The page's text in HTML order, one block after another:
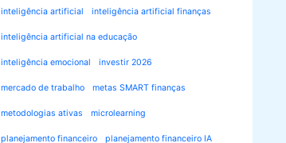
inteligência artificial inteligência artificial finanças
inteligência artificial na educação
inteligência emocional investir 2026
mercado de trabalho metas SMART finanças
metodologias ativas microlearning
planejamento financeiro planejamento financeiro IA